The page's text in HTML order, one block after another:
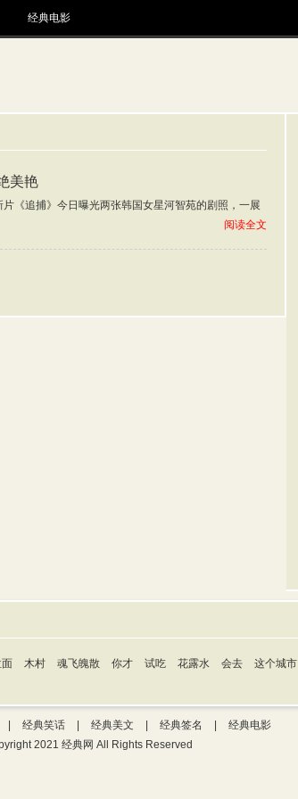
经典电影
美艳
《追捕》今日曝光两张韩国女星河智苑的剧照，一展
阅读全文
木村 魂飞魄散 你才 试吃 花露水 会去 这个城市
经典笑话 经典美文 经典签名
经典电影
2021 经典网 All Rights Reserved